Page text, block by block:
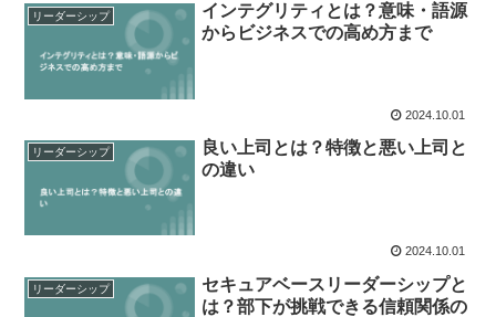
リーダーシップ
インテグリティとは？意味・語源
からビジネスでの高め方まで
2024.10.01
リーダーシップ
良い上司とは？特徴と悪い上司と
の違い
2024.10.01
リーダーシップ
セキュアベースリーダーシップと
は？部下が挑戦できる信頼関係の